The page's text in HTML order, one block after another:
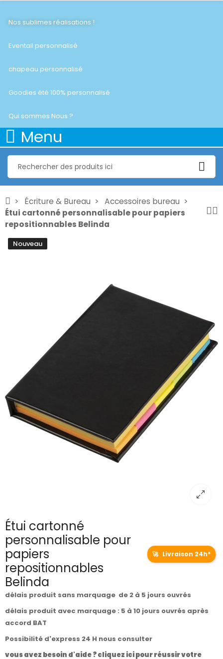
Nos sublimes réalisations !
Eventail personnalisé
chapeau personnalisé
Goodies été 100% personnalisé
Qui sommes Nous ?
Menu
Écriture & Bureau
Accessoires bureau
Étui cartonné personnalisable pour papiers
repositionnables Belinda
Nouveau
Étui cartonné
personnalisable pour
papiers
repositionnables
Belinda
🚀 Livraison 24h*
délais produit sans marquage de 2 à 5 jours ouvrés
délais produit avec marquage : 5 à 10 jours ouvrés après
accord BAT
Possibilité d'express 24 H nous consulter
vous avez besoin d'aide ? cliquez ici pour réussir votre